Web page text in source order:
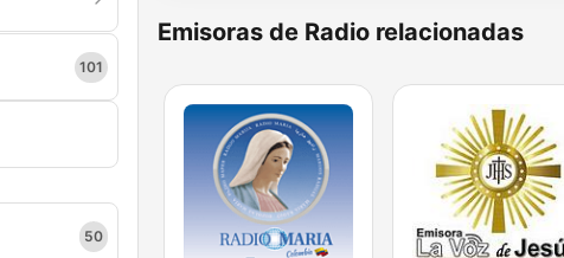
101
50
Emisoras de Radio relacionadas